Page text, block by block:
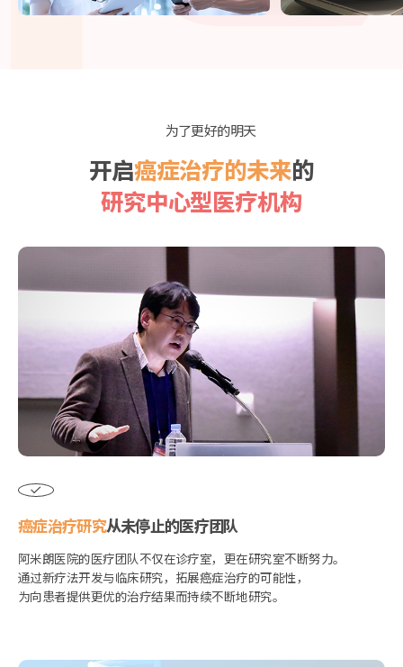
为了更好的明天
开启癌症治疗的未来的
研究中心型医疗机构
癌症治疗研究从未停止的医疗团队
阿米朗医院的医疗团队不仅在诊疗室，更在研究室不断努力。
通过新疗法开发与临床研究，拓展癌症治疗的可能性，
为向患者提供更优的治疗结果而持续不断地研究。